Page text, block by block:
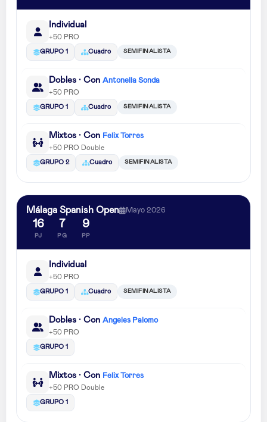
Individual
+50 PRO
GRUPO 1 Cuadro SEMIFINALISTA
Dobles · Con Antonella Sonda
+50 PRO
GRUPO 1 Cuadro SEMIFINALISTA
Mixtos · Con Felix Torres
+50 PRO Double
GRUPO 2 Cuadro SEMIFINALISTA
Málaga Spanish Open Mayo 2026
16
PJ
7
PG
9
PP
Individual
+50 PRO
GRUPO 1 Cuadro SEMIFINALISTA
Dobles · Con Angeles Palomo
+50 PRO
GRUPO 1
Mixtos · Con Felix Torres
+50 PRO Double
GRUPO 1